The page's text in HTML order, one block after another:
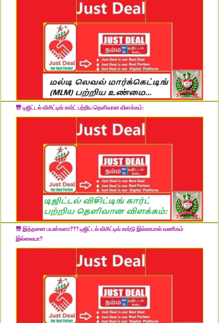
டிஜிட்டல் விசிட்டிங் கார்ட் பற்றிய தெளிவான விளக்கம்:
இத்தனை பயன்களா??? டிஜிட்டல் விசிட்டிங் கார்டு இல்லாமால் வணிகம்
இல்லையா?